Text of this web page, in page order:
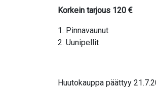
Korkein tarjous 120 €
1. Pinnavaunut
2. Uunipellit
Huutokauppa päättyy